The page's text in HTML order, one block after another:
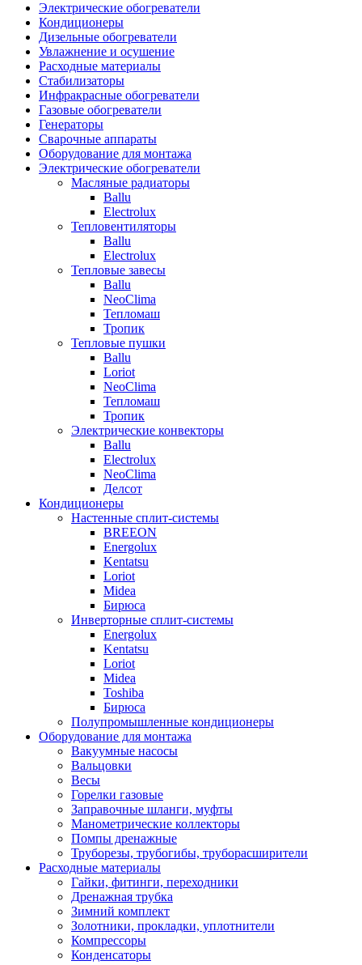
Электрические обогреватели
Кондиционеры
Дизельные обогреватели
Увлажнение и осушение
Расходные материалы
Стабилизаторы
Инфракрасные обогреватели
Газовые обогреватели
Генераторы
Сварочные аппараты
Оборудование для монтажа
Электрические обогреватели
Масляные радиаторы
Ballu
Electrolux
Тепловентиляторы
Ballu
Electrolux
Тепловые завесы
Ballu
NeoClima
Тепломаш
Тропик
Тепловые пушки
Ballu
Loriot
NeoClima
Тепломаш
Тропик
Электрические конвекторы
Ballu
Electrolux
NeoClima
Делсот
Кондиционеры
Настенные сплит-системы
BREEON
Energolux
Kentatsu
Loriot
Midea
Бирюса
Инверторные сплит-системы
Energolux
Kentatsu
Loriot
Midea
Toshiba
Бирюса
Полупромышленные кондиционеры
Оборудование для монтажа
Вакуумные насосы
Вальцовки
Весы
Горелки газовые
Заправочные шланги, муфты
Манометрические коллекторы
Помпы дренажные
Труборезы, трубогибы, труборасширители
Расходные материалы
Гайки, фитинги, переходники
Дренажная трубка
Зимний комплект
Золотники, прокладки, уплотнители
Компрессоры
Конденсаторы